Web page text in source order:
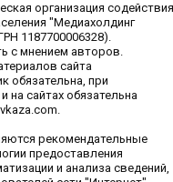
организация содействия
"Медиахолдинг
1187700006328).
с мнением авторов.
сайта
обязательна, при
на сайтах обязательна
рекомендательные
предоставления
и анализа сведений,